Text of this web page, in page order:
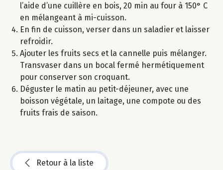
l’aide d’une cuillère en bois, 20 min au four à 150° C
en mélangeant à mi-cuisson.
En fin de cuisson, verser dans un saladier et laisser
refroidir.
Ajouter les fruits secs et la cannelle puis mélanger.
Transvaser dans un bocal fermé hermétiquement
pour conserver son croquant.
Déguster le matin au petit-déjeuner, avec une
boisson végétale, un laitage, une compote ou des
fruits frais de saison.
Retour à la liste